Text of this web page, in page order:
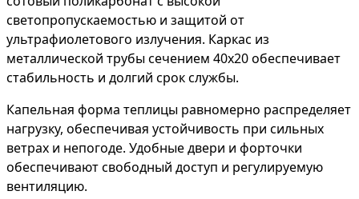
светопропускаемостью и защитой от
ультрафиолетового излучения. Каркас из
металлической трубы сечением 40х20 обеспечивает
стабильность и долгий срок службы.
Капельная форма теплицы равномерно распределяет
нагрузку, обеспечивая устойчивость при сильных
ветрах и непогоде. Удобные двери и форточки
обеспечивают свободный доступ и регулируемую
вентиляцию.